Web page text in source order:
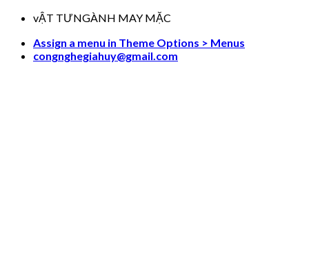
Skip
content
vẬT TƯNGÀNH MAY MẶC
Assign a menu in Theme Options > Menus
congnghegiahuy@gmail.com